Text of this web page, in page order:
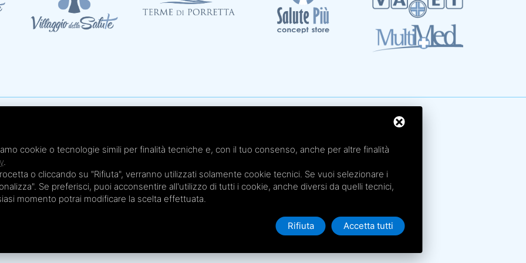
- Cap. Soc. € 20.000,00 i.v.
Terme Felsinee
Terme dell’Agriturismo - Villaggio della Salute Più
Terme Acquabios
cookie o tecnologie simili per finalità tecniche e, con il tuo consenso, anche per altre finalità
.
o cliccando su "Rifiuta", verranno utilizzati solamente cookie tecnici. Se vuoi selezionare i
Se preferisci, puoi acconsentire all'utilizzo di tutti i cookie, anche diversi da quelli tecnici,
momento potrai modificare la scelta effettuata.
Rifiuta Accetta tutti